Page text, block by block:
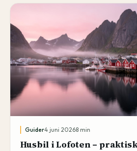
Guider4 juni 20268 min
Husbil i Lofoten –